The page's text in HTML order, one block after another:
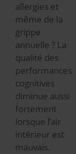
allergies et
même de la
grippe
annuelle ? La
qualité des
performances
cognitives
diminue aussi
fortement
lorsque l’air
intérieur est
mauvais.